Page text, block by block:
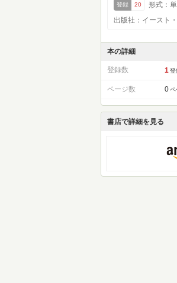
登録 20
形式：
出版社：イースト
本の詳細
登録数 1 登
ページ数 0 ペ
書店で詳細を見る